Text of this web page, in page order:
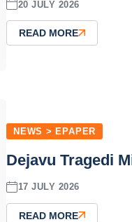
20 JULY 2026
READ MORE
NEWS > EPAPER
Dejavu Tragedi
17 JULY 2026
READ MORE